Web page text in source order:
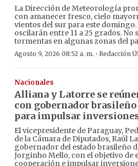
La Dirección de Meteorología
con amanecer fresco, cielo
vientos del sur para este
oscilarán entre 11 a 25 grados. No
tormentas en algunas zonas del
Agosto 9, 2026 08:52 a. m. · Redacción
Nacionales
Alliana y Latorre se
con gobernador brasileño
para impulsar
El vicepresidente de Paraguay,
de la Cámara de Diputados, Raúl
gobernador del estado brasileño
Jorginho Mello, con el objetivo de
cooperación e impulsar